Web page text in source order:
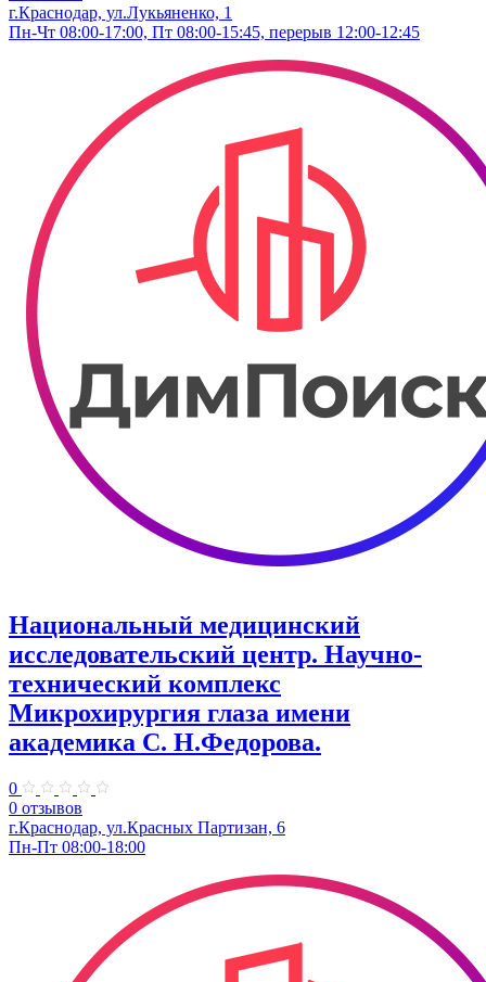
г.Краснодар, ул.Лукьяненко, 1
Пн-Чт 08:00-17:00, Пт 08:00-15:45, перерыв 12:00-12:45
Национальный медицинский
исследовательский центр. Научно-
технический комплекс
Микрохирургия глаза имени
академика С. Н.Федорова.
0
0 отзывов
г.Краснодар, ул.​Красных Партизан, 6
Пн-Пт 08:00-18:00